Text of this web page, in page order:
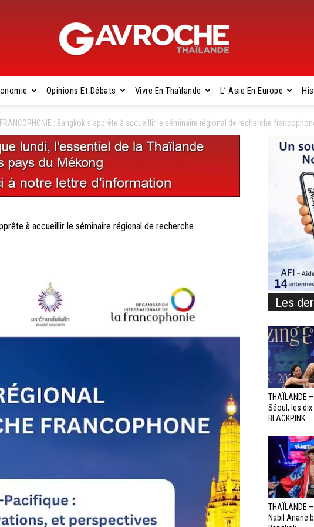
Gavroche
Opinions Et Débats Vivre En Thaïlande L’ Asie En Europe
: Bangkok s’apprête à accueillir le séminaire régional de recherche
à accueillir le séminaire régional de recherche
Les
THAÏLANDE –
Séoul, les dix
BLACKPINK...
THAÏLANDE
Nabil Anane